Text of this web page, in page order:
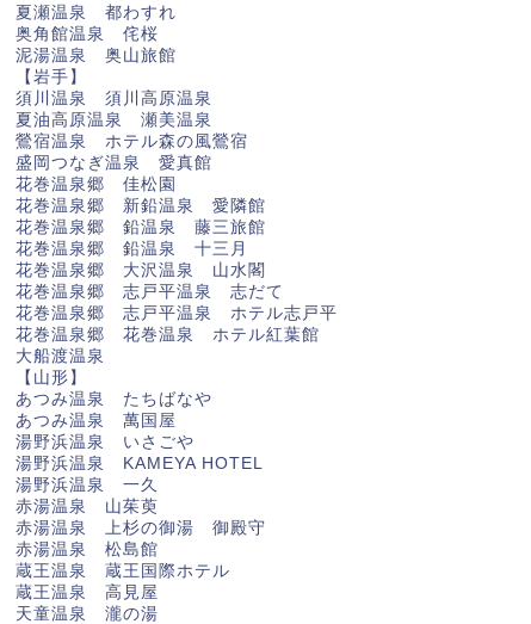
夏瀬温泉 都わすれ
奥角館温泉 侘桜
泥湯温泉 奥山旅館
【岩手】
須川温泉 須川高原温泉
夏油高原温泉 瀬美温泉
鶯宿温泉 ホテル森の風鶯宿
盛岡つなぎ温泉 愛真館
花巻温泉郷 佳松園
花巻温泉郷 新鉛温泉 愛隣館
花巻温泉郷 鉛温泉 藤三旅館
花巻温泉郷 鉛温泉 十三月
花巻温泉郷 大沢温泉 山水閣
花巻温泉郷 志戸平温泉 志だて
花巻温泉郷 志戸平温泉 ホテル志戸平
花巻温泉郷 花巻温泉 ホテル紅葉館
大船渡温泉
【山形】
あつみ温泉 たちばなや
あつみ温泉 萬国屋
湯野浜温泉 いさごや
湯野浜温泉 KAMEYA HOTEL
湯野浜温泉 一久
赤湯温泉 山茱萸
赤湯温泉 上杉の御湯 御殿守
赤湯温泉 松島館
蔵王温泉 蔵王国際ホテル
蔵王温泉 高見屋
天童温泉 瀧の湯